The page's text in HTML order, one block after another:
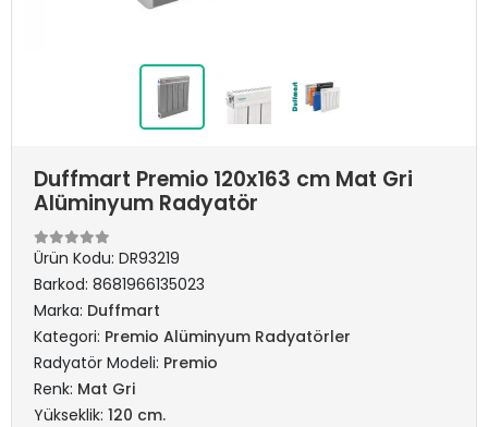
Duffmart Premio 120x163 cm Mat Gri
Alüminyum Radyatör
Ürün Kodu: DR93219
Barkod: 8681966135023
Marka: Duffmart
Kategori: Premio Alüminyum Radyatörler
Radyatör Modeli: Premio
Renk: Mat Gri
Yükseklik: 120 cm.